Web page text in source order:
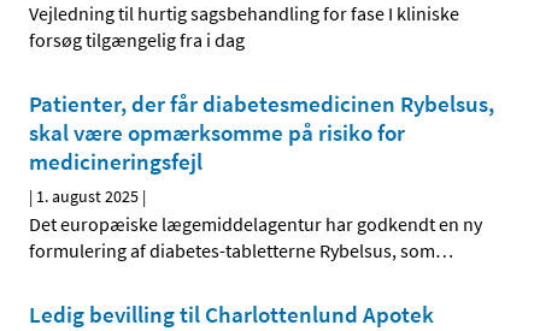
Vejledning til hurtig sagsbehandling for fase I kliniske
forsøg tilgængelig fra i dag
Patienter, der får diabetesmedicinen Rybelsus,
skal være opmærksomme på risiko for
medicineringsfejl
| 1. august 2025 |
Det europæiske lægemiddelagentur har godkendt en ny
formulering af diabetes-tabletterne Rybelsus, som…
Ledig bevilling til Charlottenlund Apotek